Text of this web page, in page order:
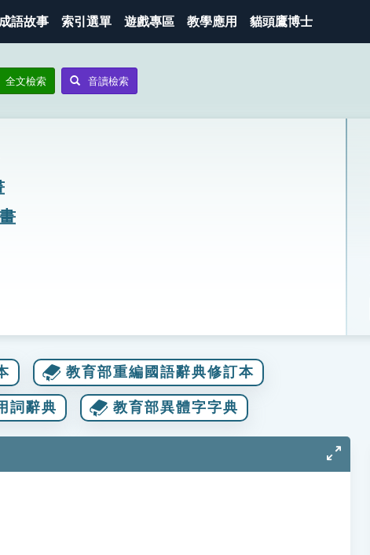
成語故事 索引選單 遊戲專區 教學應用 貓頭鷹博士
全文檢索 音讀檢索
教育部重編國語辭典修訂本
詞辭典 教育部異體字字典